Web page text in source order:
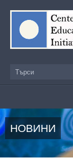
Търси
НОВИНИ